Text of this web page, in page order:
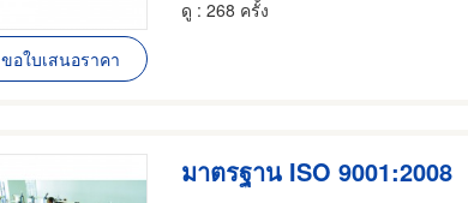
ขอใบเสนอราคา
ดู : 268 ครั้ง
มาตรฐาน ISO 9001:2008